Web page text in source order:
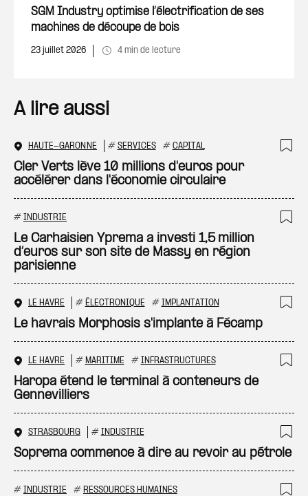
SGM Industry optimise l’électrification de ses
machines de découpe de bois
23 juillet 2026 4 min de lecture
A lire aussi
HAUTE-GARONNE # SERVICES # CAPITAL
Cler Verts lève 10 millions d'euros pour
accélérer dans l'économie circulaire
# INDUSTRIE
Le Carhaisien Yprema a investi 1,5 million
d’euros sur son site de Massy en région
parisienne
LE HAVRE # ÉLECTRONIQUE # IMPLANTATION
Le havrais Morphosis s'implante à Fécamp
LE HAVRE # MARITIME # INFRASTRUCTURES
Haropa étend le terminal à conteneurs de
Gennevilliers
STRASBOURG # INDUSTRIE
Soprema commence à dire au revoir au pétrole
# INDUSTRIE # RESSOURCES HUMAINES